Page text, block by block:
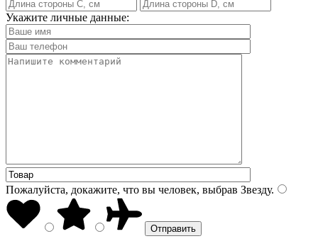
Укажите личные данные:
Пожалуйста, докажите, что вы человек, выбрав Звезду.